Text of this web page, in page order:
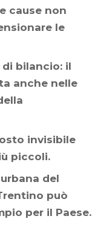
cause non
le
bilancio: il
anche nelle
invisibile
piccoli.
del
può
per il Paese.